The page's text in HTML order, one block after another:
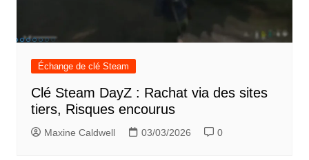
Échange de clé Steam
Clé Steam DayZ : Rachat via des sites
tiers, Risques encourus
Maxine Caldwell 03/03/2026 0